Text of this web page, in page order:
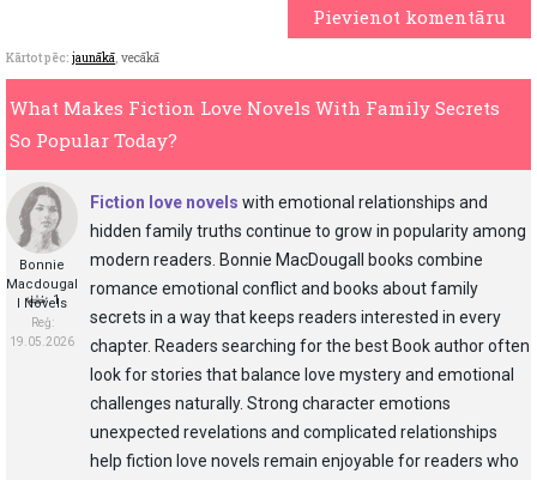
Pievienot komentāru
Kārtot pēc: jaunākā, vecākā
What Makes Fiction Love Novels With Family Secrets
So Popular Today?
Bonnie
Macdougal
l Novels
1
Reģ:
19.05.2026
Fiction love novels with emotional relationships and
hidden family truths continue to grow in popularity among
modern readers. Bonnie MacDougall books combine
romance emotional conflict and books about family
secrets in a way that keeps readers interested in every
chapter. Readers searching for the best Book author often
look for stories that balance love mystery and emotional
challenges naturally. Strong character emotions
unexpected revelations and complicated relationships
help fiction love novels remain enjoyable for readers who